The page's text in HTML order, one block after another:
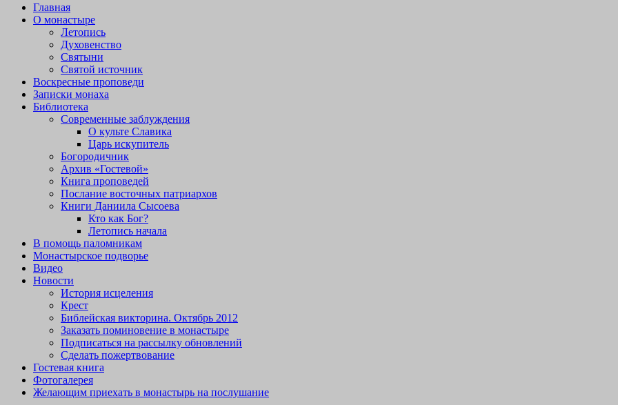
Главная
О монастыре
Летопись
Духовенство
Святыни
Святой источник
Воскресные проповеди
Записки монаха
Библиотека
Современные заблуждения
О культе Славика
Царь искупитель
Богородичник
Архив «Гостевой»
Книга проповедей
Послание восточных патриархов
Книги Даниила Сысоева
Кто как Бог?
Летопись начала
В помощь паломникам
Монастырское подворье
Видео
Новости
История исцеления
Крест
Библейская викторина. Октябрь 2012
Заказать поминовение в монастыре
Подписаться на рассылку обновлений
Сделать пожертвование
Гостевая книга
Фотогалерея
Желающим приехать в монастырь на послушание